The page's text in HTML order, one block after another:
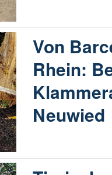
Von
Rhein:
Neuwied